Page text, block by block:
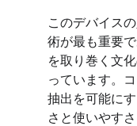
このデバイス
術が最も重要
を取り巻く文
っています。
抽出を可能に
さと使いやす